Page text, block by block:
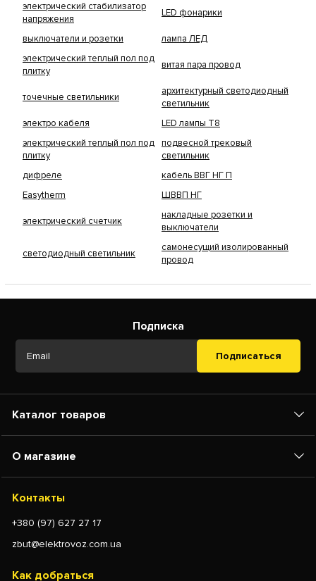
электрический стабилизатор
напряжения
LED фонарики
выключатели и розетки
лампа ЛЕД
электрический теплый пол под
плитку
витая пара провод
точечные светильники
архитектурный светодиодный
светильник
электро кабеля
LED лампы Т8
электрический теплый пол под
плитку
подвесной трековый
светильник
дифреле
кабель ВВГ НГ П
Easytherm
ШВВП НГ
электрический счетчик
накладные розетки и
выключатели
светодиодный светильник
самонесущий изолированный
провод
Подписка
Подписаться
Каталог товаров
О магазине
Контакты
+380 (97) 627 27 17
zbut@elektrovoz.com.ua
Как добраться